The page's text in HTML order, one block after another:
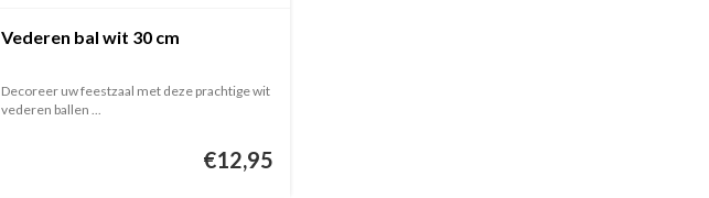
Vederen bal wit 30 cm
Decoreer uw feestzaal met deze prachtige wit
vederen ballen ...
€12,95